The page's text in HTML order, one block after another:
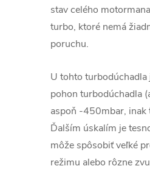
stav celého
turbo, ktoré nemá
poruchu.
U tohto
pohon turbodúchadla
aspoň -450mbar, inak
Ďalším úskalím je
môže spôsobiť veľké
režimu alebo rôzne